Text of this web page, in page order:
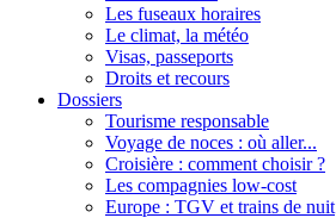
Les fuseaux horaires
Le climat, la météo
Visas, passeports
Droits et recours
Dossiers
Tourisme responsable
Voyage de noces : où aller...
Croisière : comment choisir ?
Les compagnies low-cost
Europe : TGV et trains de nuit